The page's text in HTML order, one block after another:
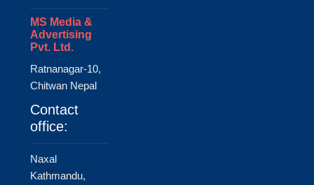
MS Media &
Advertising
Pvt. Ltd.
Ratnanagar-10,
Chitwan Nepal
Contact
office:
Naxal
Kathmandu,